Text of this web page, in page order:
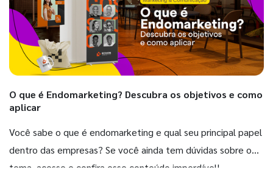
O que é Endomarketing? Descubra os objetivos e como
aplicar
Você sabe o que é endomarketing e qual seu principal papel
dentro das empresas? Se você ainda tem dúvidas sobre o
tema, acesse e confira esse conteúdo imperdível!